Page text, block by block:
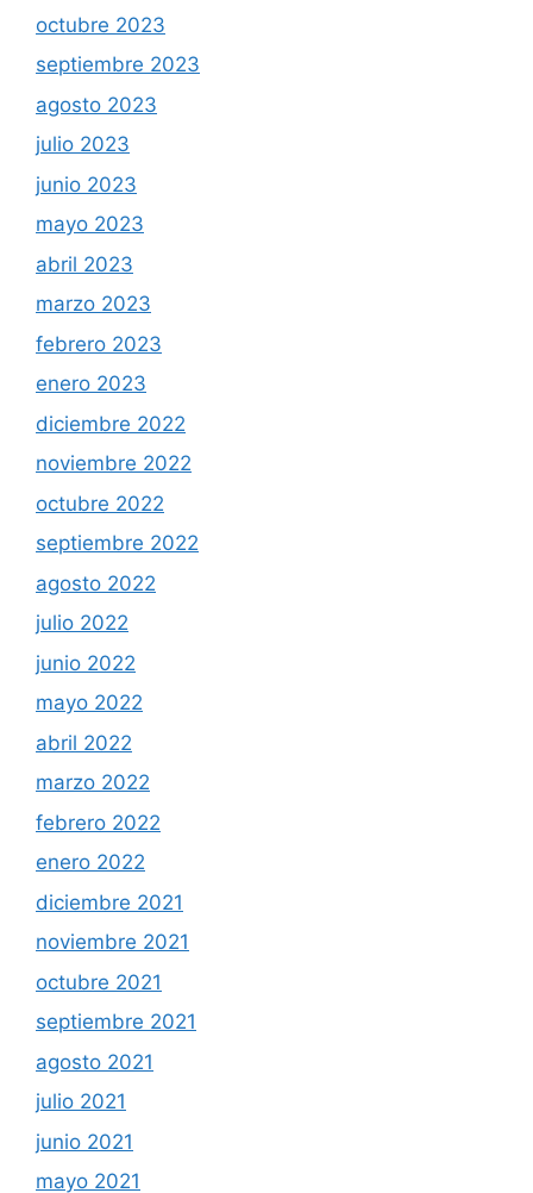
octubre 2023
septiembre 2023
agosto 2023
julio 2023
junio 2023
mayo 2023
abril 2023
marzo 2023
febrero 2023
enero 2023
diciembre 2022
noviembre 2022
octubre 2022
septiembre 2022
agosto 2022
julio 2022
junio 2022
mayo 2022
abril 2022
marzo 2022
febrero 2022
enero 2022
diciembre 2021
noviembre 2021
octubre 2021
septiembre 2021
agosto 2021
julio 2021
junio 2021
mayo 2021